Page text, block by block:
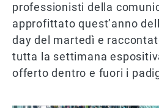
professionisti della
approfittato quest’anno
day del martedì e
tutta la settimana
offerto dentro e fuori i